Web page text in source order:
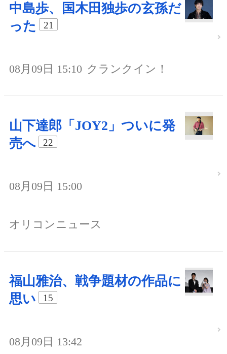
中島歩、国木田独歩の玄孫だ
った
21
08月09日 15:10 クランクイン！
山下達郎「JOY2」ついに発
売へ
22
08月09日 15:00
オリコンニュース
福山雅治、戦争題材の作品に
思い
15
08月09日 13:42